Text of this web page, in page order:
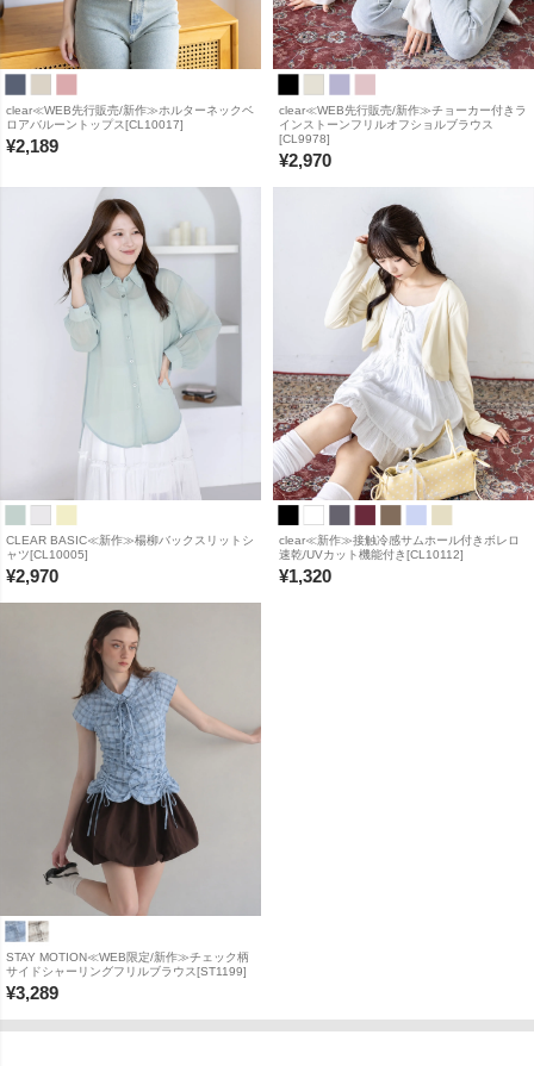
clear≪WEB先行販売/新作≫ホルターネックベ
ロアバルーントップス[CL10017]
¥2,189
clear≪WEB先行販売/新作≫チョーカー付きラ
インストーンフリルオフショルブラウス
[CL9978]
¥2,970
CLEAR BASIC≪新作≫楊柳バックスリットシ
ャツ[CL10005]
¥2,970
clear≪新作≫接触冷感サムホール付きボレロ
速乾/UVカット機能付き[CL10112]
¥1,320
STAY MOTION≪WEB限定/新作≫チェック柄
サイドシャーリングフリルブラウス[ST1199]
¥3,289